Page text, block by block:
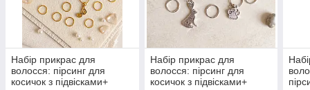
Набір прикрас для
волосся: пірсинг для
косичок з підвісками+
Набір прикрас для
волосся: пірсинг для
косичок з підвісками+